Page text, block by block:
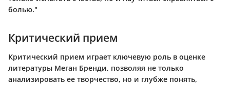
болью."
Критический прием
Критический прием играет ключевую роль в оценке
литературы Меган Бренди, позволяя не только
анализировать ее творчество, но и глубже понять,